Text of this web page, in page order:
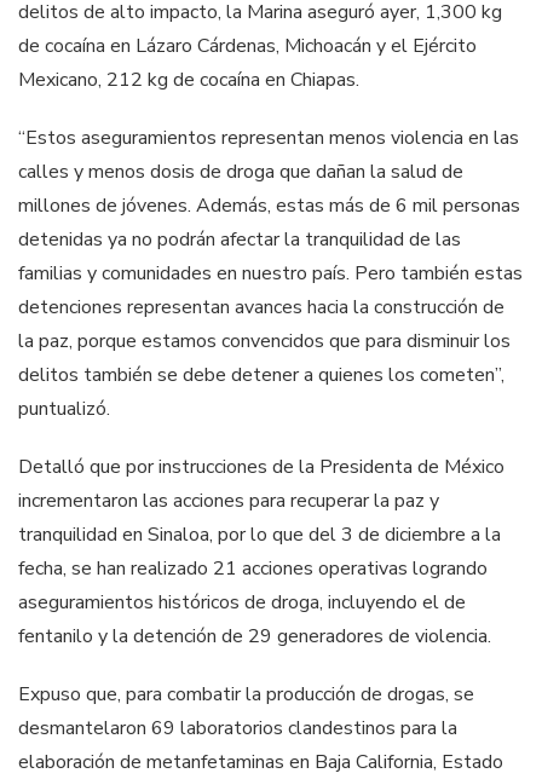
delitos de alto impacto, la Marina aseguró ayer, 1,300 kg
de cocaína en Lázaro Cárdenas, Michoacán y el Ejército
Mexicano, 212 kg de cocaína en Chiapas.
“Estos aseguramientos representan menos violencia en las
calles y menos dosis de droga que dañan la salud de
millones de jóvenes. Además, estas más de 6 mil personas
detenidas ya no podrán afectar la tranquilidad de las
familias y comunidades en nuestro país. Pero también estas
detenciones representan avances hacia la construcción de
la paz, porque estamos convencidos que para disminuir los
delitos también se debe detener a quienes los cometen”,
puntualizó.
Detalló que por instrucciones de la Presidenta de México
incrementaron las acciones para recuperar la paz y
tranquilidad en Sinaloa, por lo que del 3 de diciembre a la
fecha, se han realizado 21 acciones operativas logrando
aseguramientos históricos de droga, incluyendo el de
fentanilo y la detención de 29 generadores de violencia.
Expuso que, para combatir la producción de drogas, se
desmantelaron 69 laboratorios clandestinos para la
elaboración de metanfetaminas en Baja California, Estado